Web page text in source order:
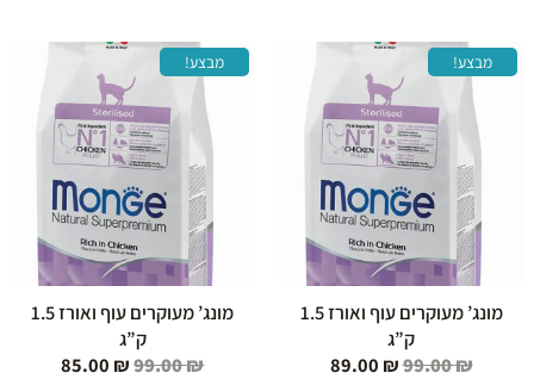
מבצע!
מונג’ מעוקרים עוף ואורז 1.5
ק”ג
99.00₪
המחיר
המקורי
היה:
99.00 ₪.
89.00 ₪
הוא:
89.00 ₪.
מבצע!
מונג’ מעוקרים עוף ואורז 1.5
ק”ג
99.00₪
המחיר
המקורי
היה:
99.00 ₪.
85.00 ₪
הוא:
85.00 ₪.